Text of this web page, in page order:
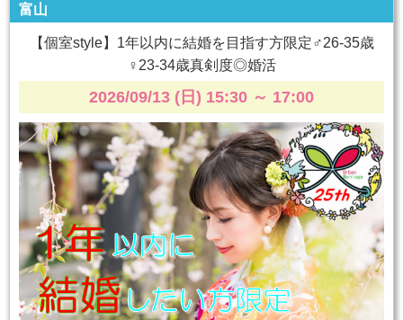
富山
【個室style】1年以内に結婚を目指す方限定♂26-35歳
♀23-34歳真剣度◎婚活
2026/09/13 (日) 15:30 ～ 17:00